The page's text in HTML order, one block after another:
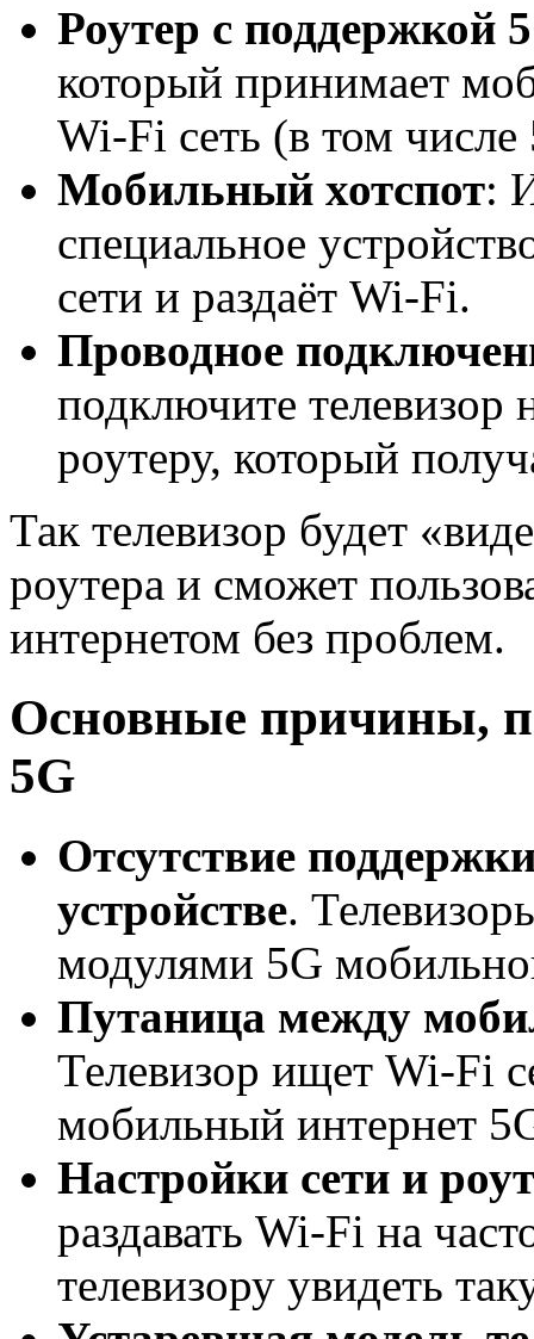
Роутер с поддержкой
который принимает
Wi-Fi сеть (в том
Мобильный хотспот:
специальное
сети и раздаёт Wi-Fi.
Проводное
подключите телевизор
роутеру, который
Так телевизор будет
роутера и сможет
интернетом без проблем.
Основные причины,
5G
Отсутствие
устройстве.
модулями 5G
Путаница между
Телевизор ищет Wi-Fi
мобильный интернет
Настройки сети и
раздавать Wi-Fi на
телевизору увидеть